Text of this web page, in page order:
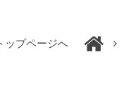
ップページへ